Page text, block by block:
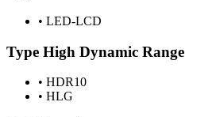
• LED-LCD
Type High Dynamic Range
• HDR10
• HLG